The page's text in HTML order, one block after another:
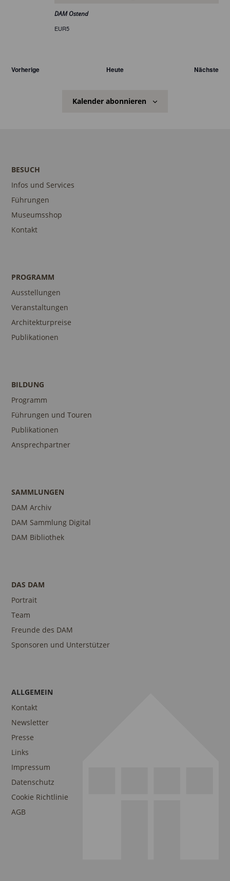
DAM Ostend
EUR5
VorherigeVeranstaltungen Heute Nächste
Kalender abonnieren
BESUCH
Infos und Services
Führungen
Museumsshop
Kontakt
PROGRAMM
Ausstellungen
Veranstaltungen
Architekturpreise
Publikationen
BILDUNG
Programm
Führungen und Touren
Publikationen
Ansprechpartner
SAMMLUNGEN
DAM Archiv
DAM Sammlung Digital
DAM Bibliothek
DAS DAM
Portrait
Team
Freunde des DAM
Sponsoren und Unterstützer
ALLGEMEIN
Kontakt
Newsletter
Presse
Links
Impressum
Datenschutz
Cookie Richtlinie
AGB